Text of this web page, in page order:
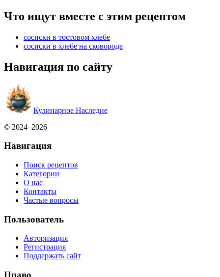
Что ищут вместе с этим рецептом
сосиски в тостовом хлебе
сосиски в хлебе на сковороде
Навигация по сайту
Кулинарное Наследие
© 2024–2026
Навигация
Поиск рецептов
Категории
О нас
Контакты
Частые вопросы
Пользователь
Авторизация
Регистрация
Поддержать сайт
Право